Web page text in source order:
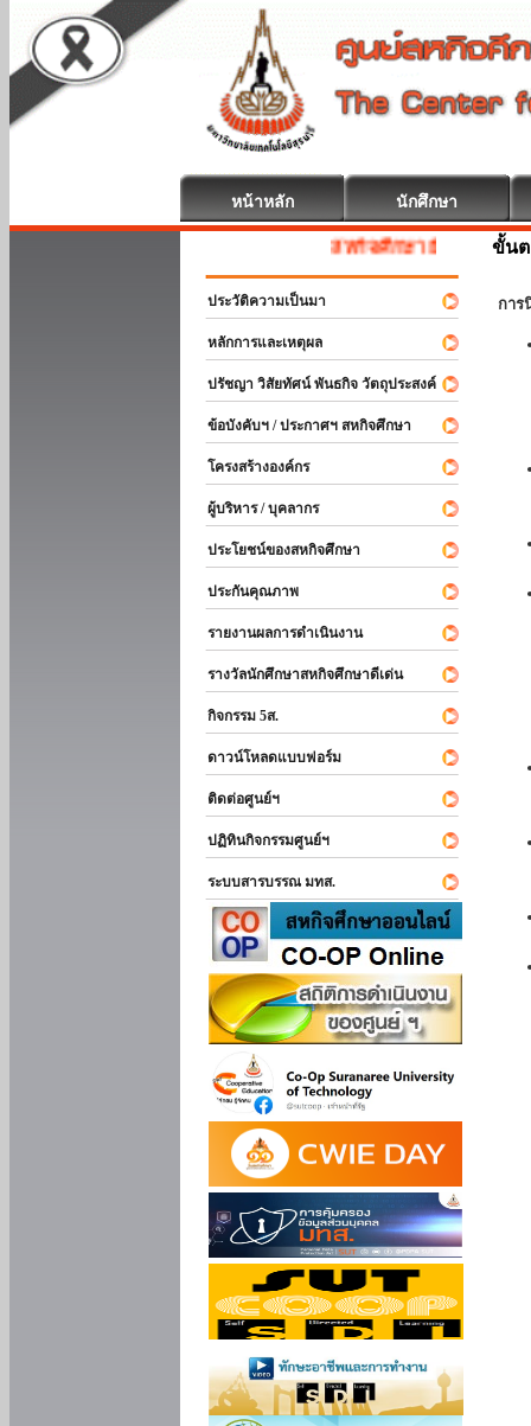
หน้าหลัก นักศึกษา
สหกิจศึกษา ยินดีต้อนรับ
ประวัติความเป็นมา
หลักการและเหตุผล
ปรัชญา วิสัยทัศน์ พันธกิจ วัตถุประสงค์
ข้อบังคับฯ / ประกาศฯ สหกิจศึกษา
โครงสร้างองค์กร
ผู้บริหาร / บุคลากร
ประโยชน์ของสหกิจศึกษา
ประกันคุณภาพ
รายงานผลการดำเนินงาน
รางวัลนักศึกษาสหกิจศึกษาดีเด่น
กิจกรรม 5ส.
ดาวน์โหลดแบบฟอร์ม
ติดต่อศูนย์ฯ
ปฏิทินกิจกรรมศูนย์ฯ
ระบบสารบรรณ มทส.
ขั้นต
การ